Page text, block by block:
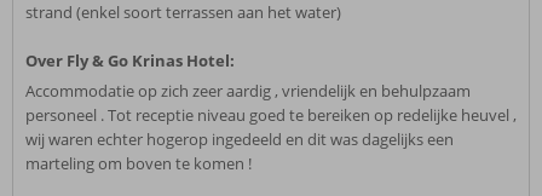
strand (enkel soort terrassen aan het water)
Over Fly & Go Krinas Hotel:
Accommodatie op zich zeer aardig , vriendelijk en behulpzaam
personeel . Tot receptie niveau goed te bereiken op redelijke heuvel ,
wij waren echter hogerop ingedeeld en dit was dagelijks een
marteling om boven te komen !